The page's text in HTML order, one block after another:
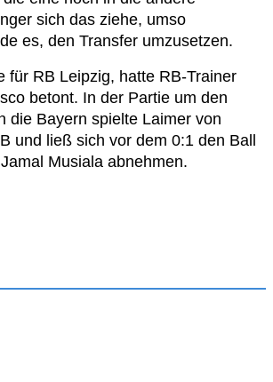
sich das ziehe, umso
es, den Transfer umzusetzen.
für RB Leipzig, hatte RB-Trainer
betont. In der Partie um den
die Bayern spielte Laimer von
und ließ sich vor dem 0:1 den Ball
Musiala abnehmen.